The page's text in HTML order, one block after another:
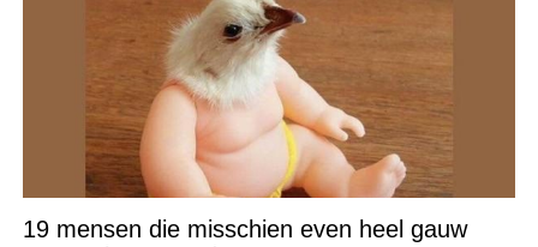
19 mensen die misschien even heel gauw